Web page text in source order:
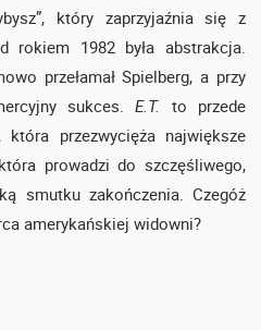
który zaprzyjaźnia się z
rokiem 1982 była abstrakcja.
przełamał Spielberg, a przy
sukces.E.T. to przede
przezwycięża największe
prowadzi do szczęśliwego,
smutku zakończenia. Czegóż
amerykańskiej widowni?